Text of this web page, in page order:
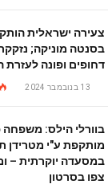
צעירה ישראלית
בסנטה מוניקה;
דחופים ופונה לעזרת
13 בנובמבר 2024
בוורלי הילס: משפחה
מותקפת ע"י מטרידן
במסעדה יוקרתית –
צפו בסרטון